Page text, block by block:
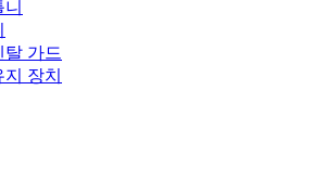
탈 가드
장치